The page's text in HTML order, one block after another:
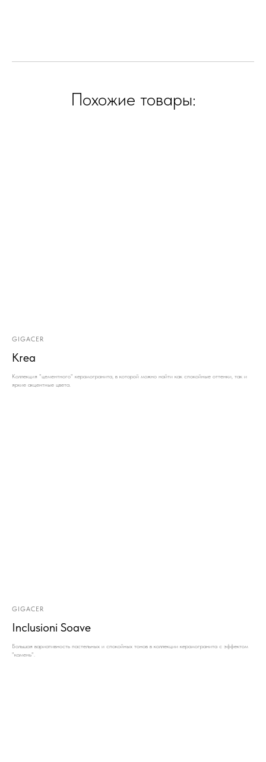
Похожие товары:
GIGACER
Krea
Коллекция "цементного" керамогранита, в которой можно найти как спокойные оттенки, так и
яркие акцентные цвета.
GIGACER
Inclusioni Soave
Большая вариативность пастельных и спокойных тонов в коллекции керамогранита с эффектом
"камень".